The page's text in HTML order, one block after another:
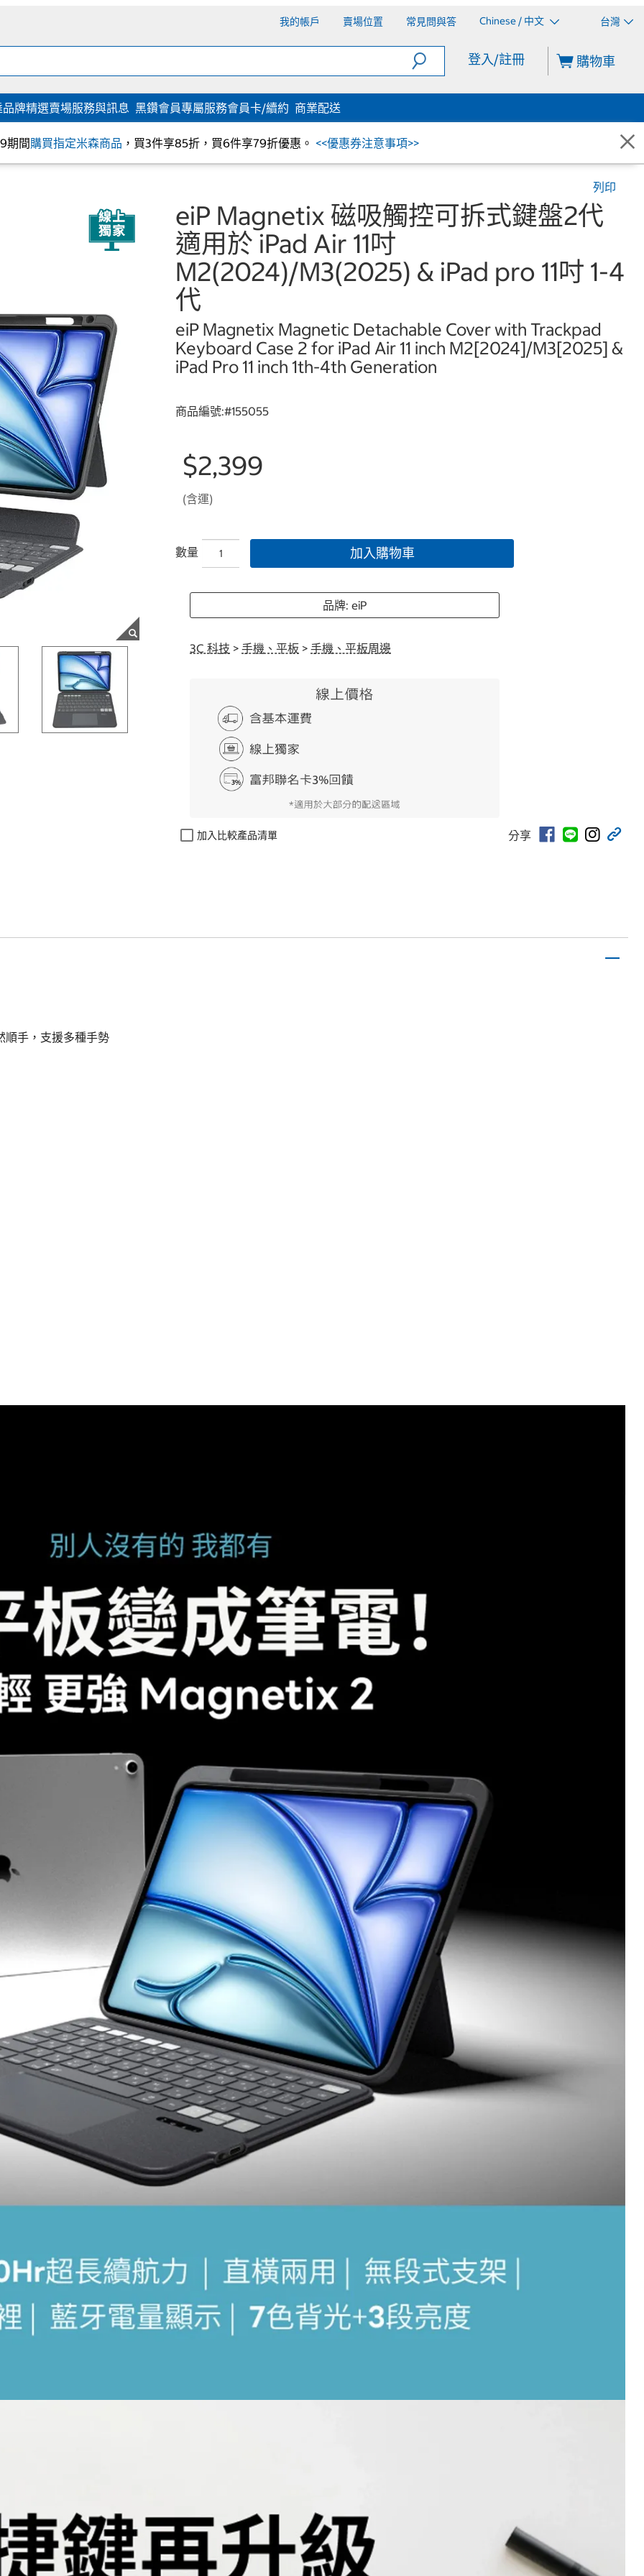
我的帳戶 賣場位置 常見問與答 Chinese / 中文 台灣
登入/註冊 購物車
品牌精選賣場服務與訊息 黑鑽會員專屬服務會員卡/續約 商業配送
期間購買指定米森商品 ，買3件享85折，買6件享79折優惠。 <<優惠券注意事項>>
列印
eiP Magnetix 磁吸觸控可拆式鍵盤2代
適用於 iPad Air 11吋
M2(2024)/M3(2025) & iPad pro 11吋 1-4
代
eiP Magnetix Magnetic Detachable Cover with Trackpad
Keyboard Case 2 for iPad Air 11 inch M2[2024]/M3[2025] &
iPad Pro 11 inch 1th-4th Generation
商品編號:#155055
$2,399
(含運)
數量 加入購物車
品牌: eiP
3C 科技 > 手機、平板 > 手機、平板周邊
加入比較產品清單 分享
順手，支援多種手勢